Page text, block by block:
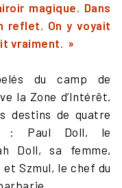
magique. Dans
reflet. On y voyait
vraiment. »
du camp de
la Zone d’Intérêt.
destins de quatre
: Paul Doll, le
Doll, sa femme,
Szmul, le chef du